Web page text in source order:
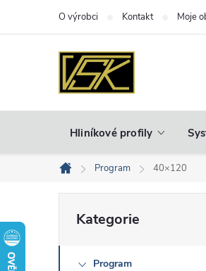
O výrobci Kontakt Moje
Hliníkové profily
Domů
Program 40×120
o
kategorie
Kategorie
Program